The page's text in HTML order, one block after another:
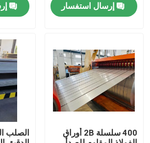
رقابة جودة
اطلب اقتباس
لفائف صفائح الفولاذ المقاوم للصدأ
صفائح الفولاذ المقاوم للصدأ
إرسال استفسار
400 سلسلة 2B أوراق
الصلب